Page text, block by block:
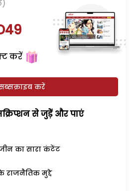
करें
करें
से जुड़ेें और पाएं
का सारा कंटेंट
राजनैतिक मुद्दे